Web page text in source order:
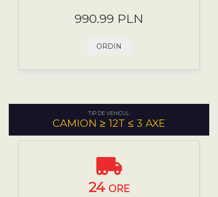
990.99 PLN
ORDIN
TIP DE VEHICUL:
CAMION ≥ 12T ≤ 3 AXE
24 ORE